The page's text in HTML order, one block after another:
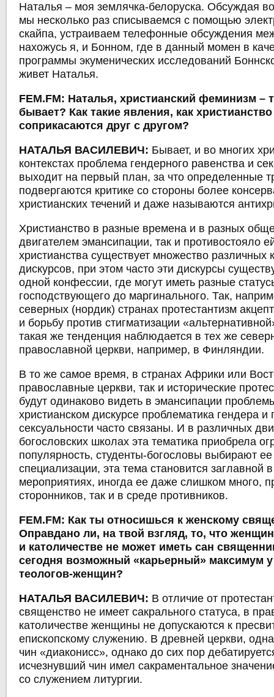
Наталья ‒ моя землячка-белоруска. Обсуждая
мы несколько раз списываемся с помощью
скайпа, устраиваем телефонные обсуждения
нахожусь я, и Бонном, где в данный момен в
программы экуменических исследований
живет Наталья.
FEM.FM: Наталья, христианский феминизм –
бывает? Как такие явления, как
соприкасаются друг с другом?
НАТАЛЬЯ ВАСИЛЕВИЧ: Бывает, и во многих
контекстах проблема гендерного равенства и
выходит на первый план, за что определенные
подвергаются критике со стороны более
христианских течений и даже называются
Христианство в разные времена и в разных
двигателем эмансипации, так и противостояло
христианства существует множество различных
дискурсов, при этом часто эти дискурсы
одной конфессии, где могут иметь разные
господствующего до маргинального. Так,
северных (нордик) странах протестантизм
и борьбу против стигматизации
такая же тенденция наблюдается в тех же
православной церкви, например, в Финляндии.
В то же самое время, в странах Африки или
православные церкви, так и исторические
будут одинаково видеть в эмансипации
христианском дискурсе проблематика гендера и
сексуальности часто связаны. И в различных
богословских школах эта тематика приобрела
популярность, студенты-богословы выбирают
специализации, эта тема становится заглавной
мероприятиях, иногда ее даже слишком много,
сторонников, так и в среде противников.
FEM.FM: Как ты относишься к женскому
Оправдано ли, на твой взгляд, то, что
и католичестве не может иметь сан
сегодня возможный «карьерный» максимум
теологов-женщин?
НАТАЛЬЯ ВАСИЛЕВИЧ: В отличие от
священство не имеет сакрального статуса, в
католичестве женщины не допускаются к
епископскому служению. В древней церкви,
чин «диаконисс», однако до сих пор
исчезнувший чин имел сакраментальное
со служением литургии.